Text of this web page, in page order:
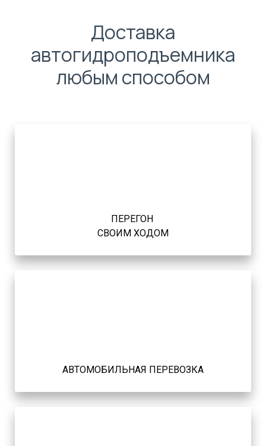
Доставка
автогидроподъемника
любым способом
ПЕРЕГОН
СВОИМ ХОДОМ
АВТОМОБИЛЬНАЯ ПЕРЕВОЗКА